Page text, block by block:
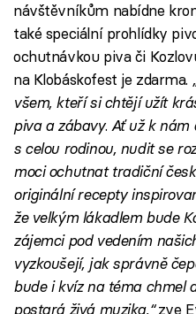
návštěvníkům nabídne
také speciální prohlídky
ochutnávkou piva či
na Klobáskofest je zdarma.
všem, kteří si chtějí užít
piva a zábavy. Ať už k nám
s celou rodinou, nudit se
moci ochutnat tradiční
originální recepty
že velkým lákadlem bude
zájemci pod vedením
vyzkoušejí, jak správně
bude i kvíz na téma chmel
postará živá muzika,“zve